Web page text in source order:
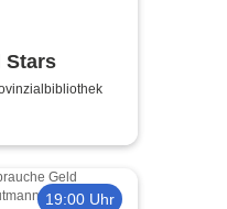
Stars
19:00 Uhr